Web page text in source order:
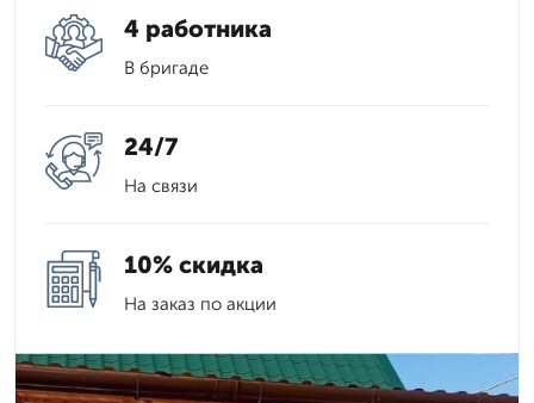
4 работника
В бригаде
24/7
На связи
10% скидка
На заказ по акции